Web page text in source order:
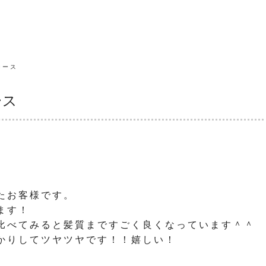
ス
お客様です。
す！
てみると髪質まですごく良くなっています＾＾
してツヤツヤです！！嬉しい！